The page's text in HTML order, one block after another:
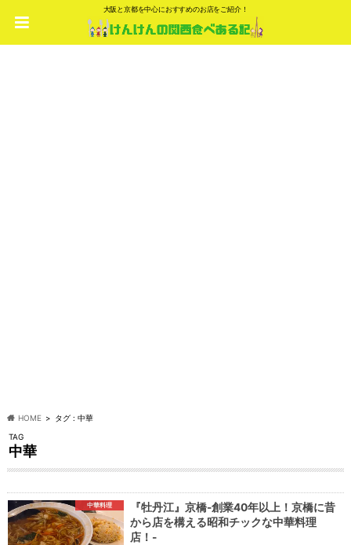
大阪と京都を中心におすすめのお店をご紹介！
HOME
タグ : 中華
TAG
中華
中華料理
『牡丹江』京橋-創業40年以上！京橋に昔
から店を構える昭和チックな中華料理
店！-